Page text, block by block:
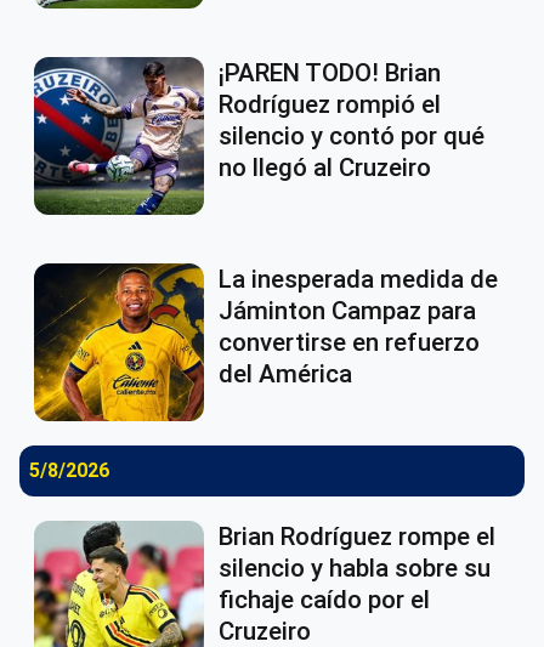
¡PAREN TODO! Brian
Rodríguez rompió el
silencio y contó por qué
no llegó al Cruzeiro
La inesperada medida de
Jáminton Campaz para
convertirse en refuerzo
del América
5/8/2026
Brian Rodríguez rompe el
silencio y habla sobre su
fichaje caído por el
Cruzeiro